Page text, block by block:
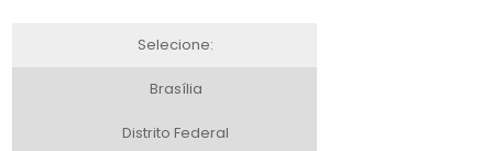
Selecione:
Brasília
Distrito Federal